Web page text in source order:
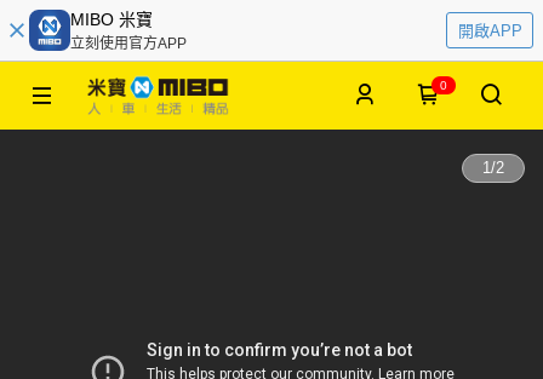
MIBO 米寶
立刻使用官方APP
開啟APP
0
1/2